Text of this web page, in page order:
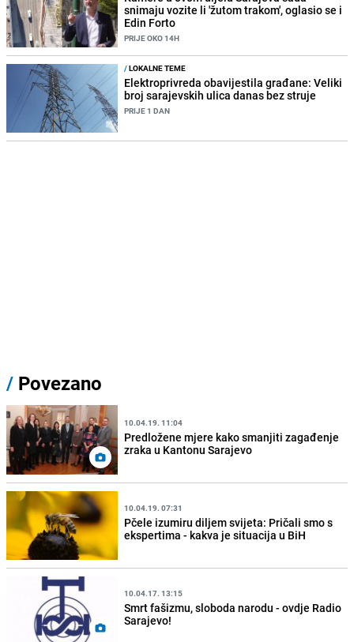
snimaju vozite li 'žutom trakom', oglasio se i
Edin Forto
PRIJE OKO 14H
/LOKALNE TEME
Elektroprivreda obavijestila građane: Veliki
broj sarajevskih ulica danas bez struje
PRIJE 1 DAN
/ Povezano
10.04.19. 11:04
Predložene mjere kako smanjiti zagađenje
zraka u Kantonu Sarajevo
10.04.19. 07:31
Pčele izumiru diljem svijeta: Pričali smo s
ekspertima - kakva je situacija u BiH
10.04.17. 13:15
Smrt fašizmu, sloboda narodu - ovdje Radio
Sarajevo!